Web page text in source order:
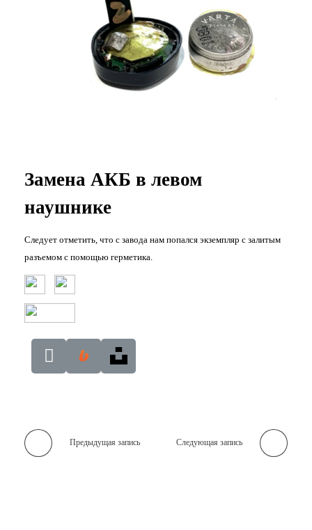
Замена АКБ в левом
наушнике
Следует отметить, что с завода нам попался экземпляр с залитым
разъемом с помощью герметика.
Предыдущая запись Следующая запись